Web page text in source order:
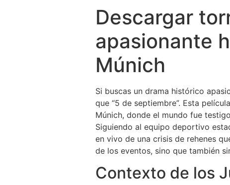
Descargar
apasionante
Múnich
Si buscas un drama histórico
que “5 de septiembre”. Esta
Múnich, donde el mundo fue
Siguiendo al equipo deportivo
en vivo de una crisis de rehenes
de los eventos, sino que también
Contexto de los